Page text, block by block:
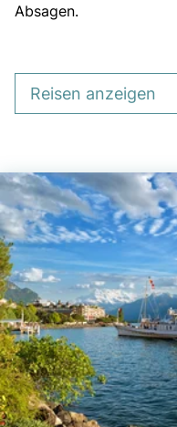
Absagen.
Reisen anzeigen